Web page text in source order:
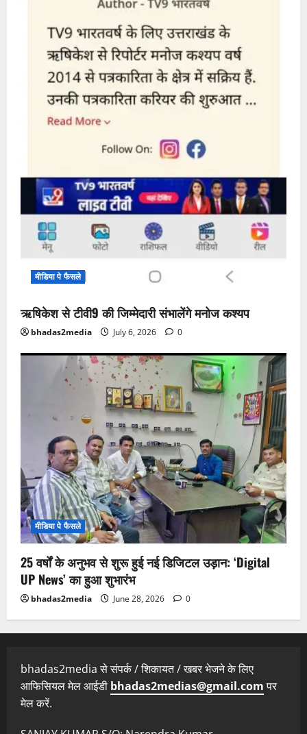
मीडिया पे फैसले
ऋषिकेश से टीवी9 की जिम्मेदारी संभालेंगे मनोज कश्यप
bhadas2media July 6, 2026 0
मीडिया पे फैसले
25 वर्षों के अनुभव से शुरू हुई नई डिजिटल उड़ान: ‘Digital
UP News’ का हुआ शुभारंभ
bhadas2media June 28, 2026 0
bhadas2media से संपर्क / शिकायत / खबर भेजने के लिए
आफिसियल मेल आईडी bhadas2medias@gmail.comपर
मेल करें.